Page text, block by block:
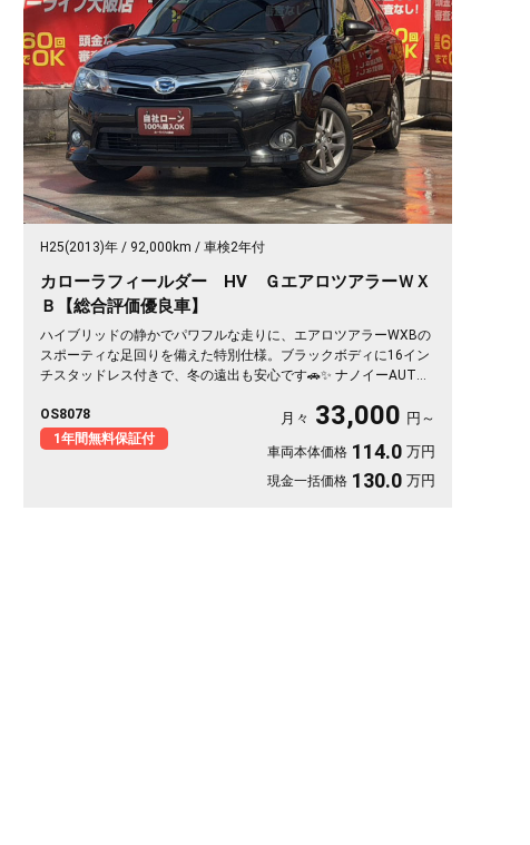
H25(2013)年 92,000km 車検2年付
カローラフィールダー HV ＧエアロツアラーＷＸ
Ｂ【総合評価優良車】
ハイブリッドの静かでパワフルな走りに、エアロツアラーWXBの
スポーティな足回りを備えた特別仕様。ブラックボディに16イン
チスタッドレス付きで、冬の遠出も安心です🚗✨ ナノイーAUTO
ビとバックカメラで、初めての道も駐車もスッと決まります🎵 週
末のドライブも通勤も、燃費を気にせず走り出せる一台💫《1年保
証付》👍
OS8078
1年間無料保証付
月々 33,000 円～
車両本体価格 114.0 万円
現金一括価格 130.0 万円